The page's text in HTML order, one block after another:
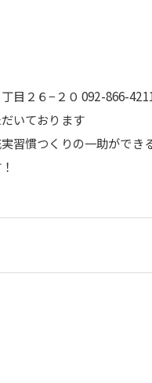
目２６−２０ 092-866-
いております
習慣つくりの一助ができ